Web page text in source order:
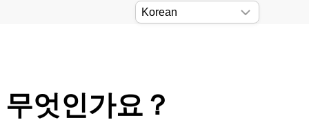
엇인가요？